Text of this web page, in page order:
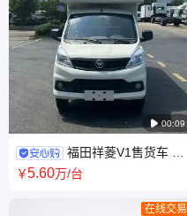
 00:09
福田祥菱V1售货车 国
六汽油 景区商业街售卖车
￥5.60万/台
在线交易